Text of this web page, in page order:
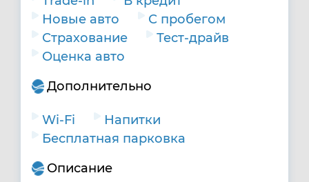
Новые авто
С пробегом
Страхование
Тест-драйв
Оценка авто
Дополнительно
Wi-Fi
Напитки
Бесплатная парковка
Описание